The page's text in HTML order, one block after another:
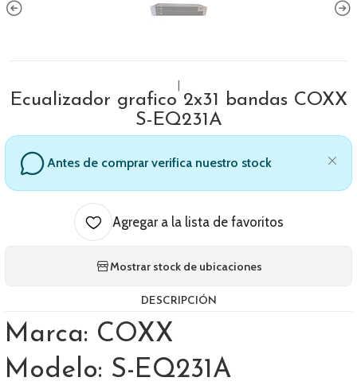
Ecualizador grafico 2x31 bandas COXX
S-EQ231A
Antes de comprar verifica nuestro stock
Agregar a la lista de favoritos
Mostrar stock de ubicaciones
DESCRIPCIÓN
Marca: COXX
Modelo: S-EQ231A